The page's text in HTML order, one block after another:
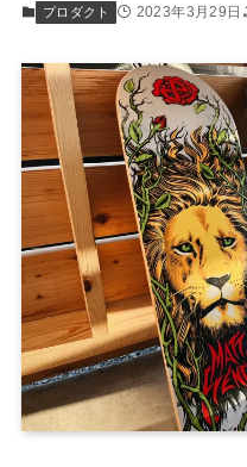
プロダクト 2023年3月29日